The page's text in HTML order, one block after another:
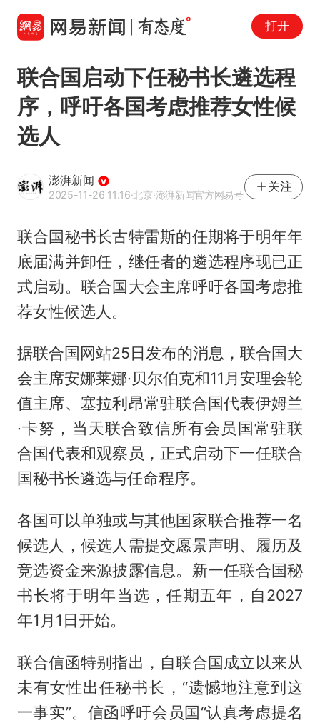
打开
联合国启动下任秘书长遴选程
序，呼吁各国考虑推荐女性候
选人
澎湃新闻
2025-11-26 11:16·北京·澎湃新闻官方网易号
关注
联合国秘书长古特雷斯的任期将于明年年
底届满并卸任，继任者的遴选程序现已正
式启动。联合国大会主席呼吁各国考虑推
荐女性候选人。
据联合国网站25日发布的消息，联合国大
会主席安娜莱娜·贝尔伯克和11月安理会轮
值主席、塞拉利昂常驻联合国代表伊姆兰
·卡努，当天联合致信所有会员国常驻联
合国代表和观察员，正式启动下一任联合
国秘书长遴选与任命程序。
各国可以单独或与其他国家联合推荐一名
候选人，候选人需提交愿景声明、履历及
竞选资金来源披露信息。新一任联合国秘
书长将于明年当选，任期五年，自2027
年1月1日开始。
联合信函特别指出，自联合国成立以来从
未有女性出任秘书长，“遗憾地注意到这
一事实”。信函呼吁会员国“认真考虑提名